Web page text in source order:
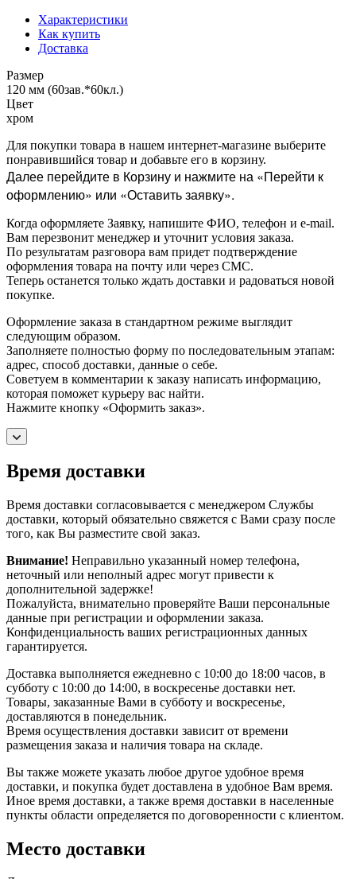
Характеристики
Как купить
Доставка
Размер
120 мм (60зав.*60кл.)
Цвет
хром
Для покупки товара в нашем интернет-магазине выберите
понравившийся товар и добавьте его в корзину.
Далее перейдите в Корзину и нажмите на «Перейти к
оформлению» или «Оставить заявку».
Когда оформляете Заявку, напишите ФИО, телефон и e-mail.
Вам перезвонит менеджер и уточнит условия заказа.
По результатам разговора вам придет подтверждение
оформления товара на почту или через СМС.
Теперь останется только ждать доставки и радоваться новой
покупке.
Оформление заказа в стандартном режиме выглядит
следующим образом.
Заполняете полностью форму по последовательным этапам:
адрес, способ доставки, данные о себе.
Советуем в комментарии к заказу написать информацию,
которая поможет курьеру вас найти.
Нажмите кнопку «Оформить заказ».
Время доставки
Время доставки согласовывается с менеджером Службы
доставки, который обязательно свяжется с Вами сразу после
того, как Вы разместите свой заказ.
Внимание! Неправильно указанный номер телефона,
неточный или неполный адрес могут привести к
дополнительной задержке!
Пожалуйста, внимательно проверяйте Ваши персональные
данные при регистрации и оформлении заказа.
Конфиденциальность ваших регистрационных данных
гарантируется.
Доставка выполняется ежедневно с 10:00 до 18:00 часов, в
субботу с 10:00 до 14:00, в воскресенье доставки нет.
Товары, заказанные Вами в субботу и воскресенье,
доставляются в понедельник.
Время осуществления доставки зависит от времени
размещения заказа и наличия товара на складе.
Вы также можете указать любое другое удобное время
доставки, и покупка будет доставлена в удобное Вам время.
Иное время доставки, а также время доставки в населенные
пункты области определяется по договоренности с клиентом.
Место доставки